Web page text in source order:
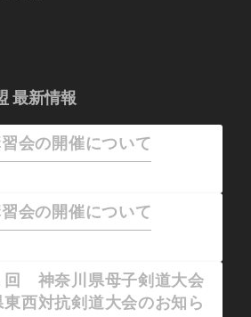
最新情報
会の開催について
会の開催について
回 神奈川県母子剣道大会
西対抗剣道大会のお知ら